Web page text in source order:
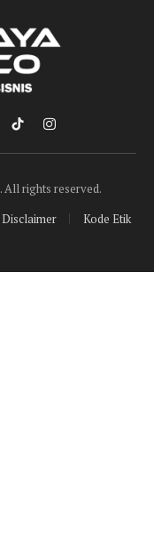
TikTokInstagram
. All rights reserved.
Disclaimer Kode Etik